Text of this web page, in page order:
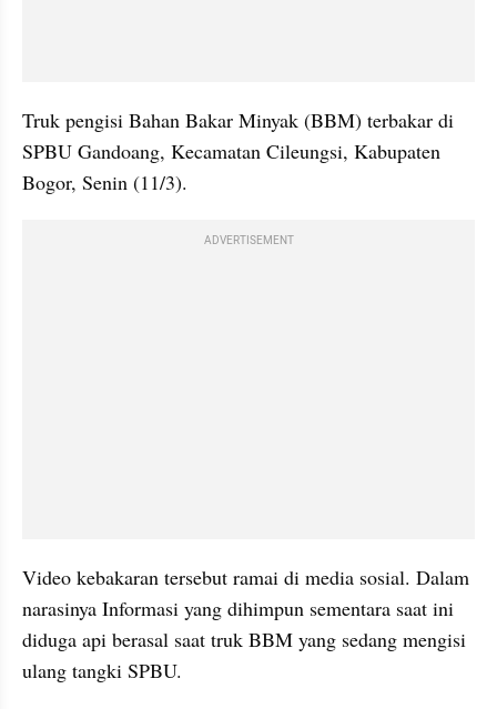
Truk pengisi Bahan Bakar Minyak (BBM) terbakar di
SPBU Gandoang, Kecamatan Cileungsi, Kabupaten
Bogor, Senin (11/3).
ADVERTISEMENT
Video kebakaran tersebut ramai di media sosial. Dalam
narasinya Informasi yang dihimpun sementara saat ini
diduga api berasal saat truk BBM yang sedang mengisi
ulang tangki SPBU.